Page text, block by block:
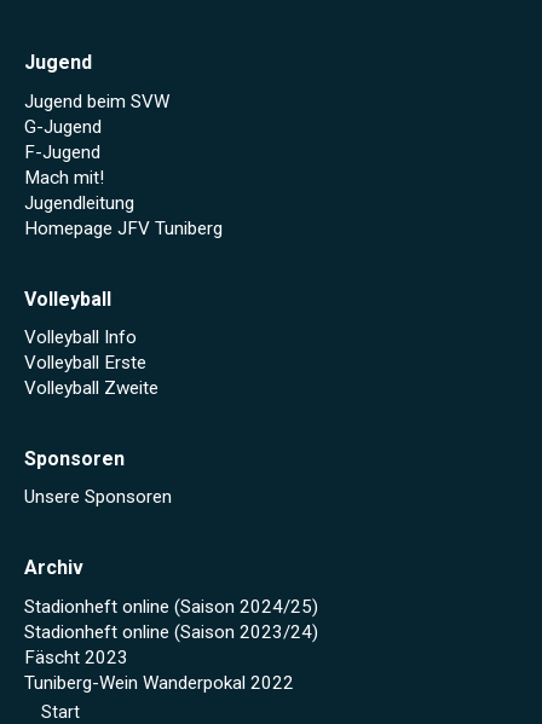
Jugend
Jugend beim SVW
G-Jugend
F-Jugend
Mach mit!
Jugendleitung
Homepage JFV Tuniberg
Volleyball
Volleyball Info
Volleyball Erste
Volleyball Zweite
Sponsoren
Unsere Sponsoren
Archiv
Stadionheft online (Saison 2024/25)
Stadionheft online (Saison 2023/24)
Fäscht 2023
Tuniberg-Wein Wanderpokal 2022
Start